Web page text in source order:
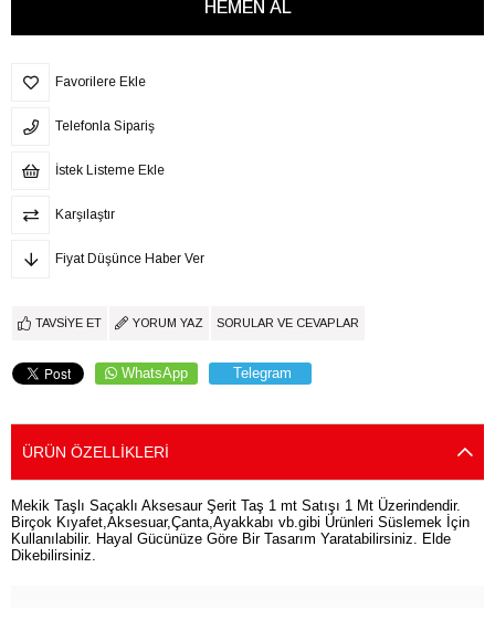
Favorilere Ekle
Telefonla Sipariş
İstek Listeme Ekle
Karşılaştır
Fiyat Düşünce Haber Ver
TAVSIYE ET YORUM YAZ SORULAR VE CEVAPLAR
WhatsApp Telegram
ÜRÜN ÖZELLIKLERI
Mekik Taşlı Saçaklı Aksesaur Şerit Taş 1 mt Satışı 1 Mt Üzerindendir.
Birçok Kıyafet,Aksesuar,Çanta,Ayakkabı vb.gibi Ürünleri Süslemek İçin
Kullanılabilir. Hayal Gücünüze Göre Bir Tasarım Yaratabilirsiniz. Elde
Dikebilirsiniz.